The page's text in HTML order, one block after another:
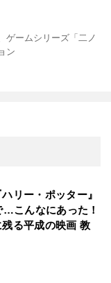
ゲームシリーズ「二ノ
ン
リー・ポッター』
こんなにあった！
る平成の映画 教